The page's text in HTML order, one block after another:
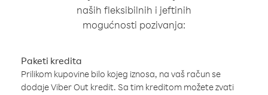
naših fleksibilnih i jeftinih
mogućnosti pozivanja:
Paketi kredita
Prilikom kupovine bilo kojeg iznosa, na vaš račun se
dodaje Viber Out kredit. Sa tim kreditom možete zvati